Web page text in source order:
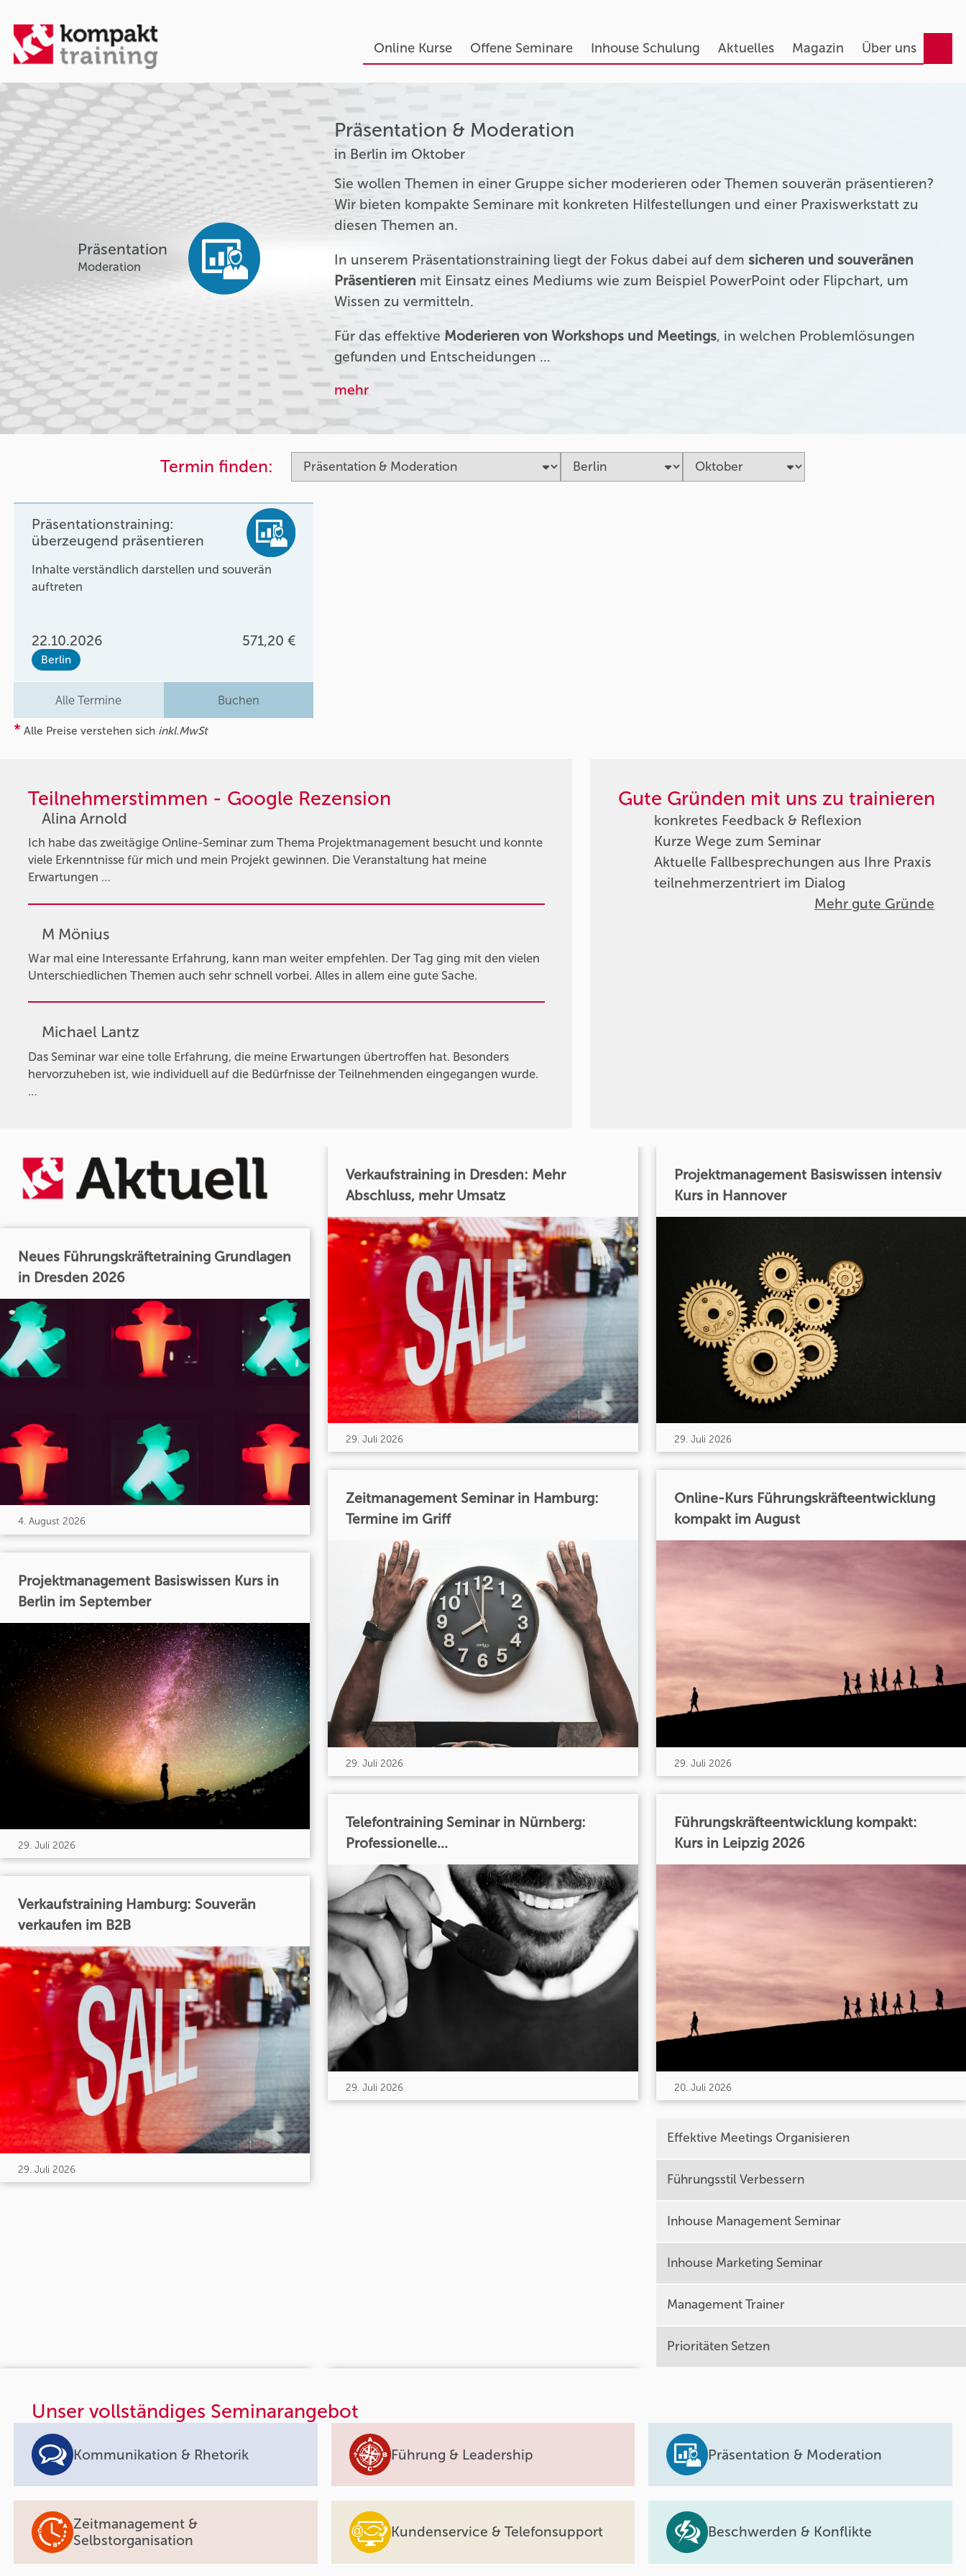
Online Kurse Offene Seminare Inhouse Schulung Aktuelles Magazin Über uns
Präsentation
Moderation
Präsentation & Moderation
in Berlin im Oktober
Sie wollen Themen in einer Gruppe sicher moderieren oder Themen souverän präsentieren?
Wir bieten kompakte Seminare mit konkreten Hilfestellungen und einer Praxiswerkstatt zu
diesen Themen an.
In unserem Präsentationstraining liegt der Fokus dabei auf demsicheren und souveränen
Präsentieren mit Einsatz eines Mediums wie zum Beispiel PowerPoint oder Flipchart, um
Wissen zu vermitteln.
Für das effektive Moderieren von Workshops und Meetings, in welchen Problemlösungen
gefunden und Entscheidungen …
mehr
Termin finden:
Präsentationstraining:
überzeugend präsentieren
Inhalte verständlich darstellen und souverän
auftreten
22.10.2026 571,20 €
Berlin
Alle Termine Buchen
* Alle Preise verstehen sich inkl.MwSt
Teilnehmerstimmen - Google Rezension
Alina Arnold
Ich habe das zweitägige Online-Seminar zum Thema Projektmanagement besucht und konnte
viele Erkenntnisse für mich und mein Projekt gewinnen. Die Veranstaltung hat meine
Erwartungen …
M Mönius
War mal eine Interessante Erfahrung, kann man weiter empfehlen. Der Tag ging mit den vielen
Unterschiedlichen Themen auch sehr schnell vorbei. Alles in allem eine gute Sache.
Michael Lantz
Das Seminar war eine tolle Erfahrung, die meine Erwartungen übertroffen hat. Besonders
hervorzuheben ist, wie individuell auf die Bedürfnisse der Teilnehmenden eingegangen wurde.
…
Gute Gründen mit uns zu trainieren
konkretes Feedback & Reflexion
Kurze Wege zum Seminar
Aktuelle Fallbesprechungen aus Ihre Praxis
teilnehmerzentriert im Dialog
Mehr gute Gründe
Neues Führungskräftetraining Grundlagen
in Dresden 2026
4. August 2026
Projektmanagement Basiswissen Kurs in
Berlin im September
29. Juli 2026
Verkaufstraining Hamburg: Souverän
verkaufen im B2B
29. Juli 2026
Verkaufstraining in Dresden: Mehr
Abschluss, mehr Umsatz
29. Juli 2026
Zeitmanagement Seminar in Hamburg:
Termine im Griff
29. Juli 2026
Telefontraining Seminar in Nürnberg:
Professionelle...
29. Juli 2026
Projektmanagement Basiswissen intensiv
Kurs in Hannover
29. Juli 2026
Online-Kurs Führungskräfteentwicklung
kompakt im August
29. Juli 2026
Führungskräfteentwicklung kompakt:
Kurs in Leipzig 2026
20. Juli 2026
Effektive Meetings Organisieren
Führungsstil Verbessern
Inhouse Management Seminar
Inhouse Marketing Seminar
Management Trainer
Prioritäten Setzen
Unser vollständiges Seminarangebot
Kommunikation & Rhetorik Führung & Leadership Präsentation & Moderation
Zeitmanagement &
Selbstorganisation
Kundenservice & Telefonsupport Beschwerden & Konflikte